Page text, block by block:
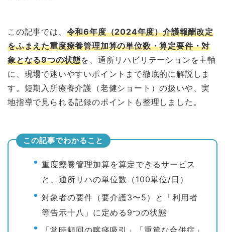
この記事では、 令和6年度（2024年度）介護報酬改定
をふまえた重度療養管理加算の単位数・算定要件・対
象となる9つの状態を、通所リハビリテーションを主軸
に、現場で迷いやすいポイントまで徹底的に解説しま
す。短期入所療養介護（老健ショート）の扱いや、実
地指導で見られる記録のポイントも整理しました。
この記事でわかること
重度療養管理加算を算定できるサービス
と、通所リハの単位数（100単位/日）
対象者の要件（要介護3〜5）と「利用者
等告示十八」に定める9つの状態